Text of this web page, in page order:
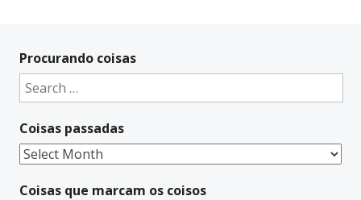
t
e
a
t
i
v
Procurando coisas
Search
for:
Coisas passadas
Coisas
Coisas que marcam os coisos